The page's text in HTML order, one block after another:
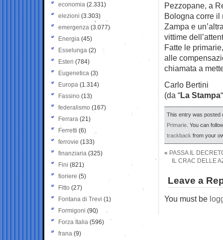
Pezzopane, a
Bologna corre il
Zampa e
vittime
Fatte le
alle
chiamata a
Carlo Bertini
(da “La Stampa
This entry was posted
Primarie. You can
trackbackfrom your
« PASSA IL
IL CRAC DELLE
Leave a
You must be
economia (2.331)
elezioni (3.303)
emergenza (3.077)
Energia (45)
Esselunga (2)
Esteri (784)
Eugenetica (3)
Europa (1.314)
Fassino (13)
federalismo (167)
Ferrara (21)
Ferretti (6)
ferrovie (133)
finanziaria (325)
Fini (821)
fioriere (5)
Fitto (27)
Fontana di Trevi (1)
Formigoni (90)
Forza Italia (596)
frana (9)